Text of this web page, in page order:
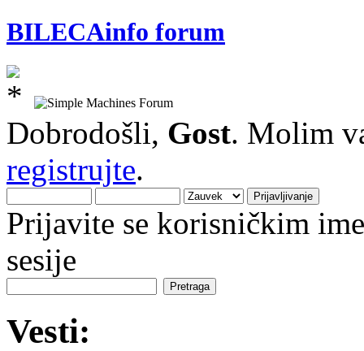
BILECAinfo forum
Dobrodošli, Gost. Molim
registrujte.
Prijavite se korisničkim
sesije
Vesti: